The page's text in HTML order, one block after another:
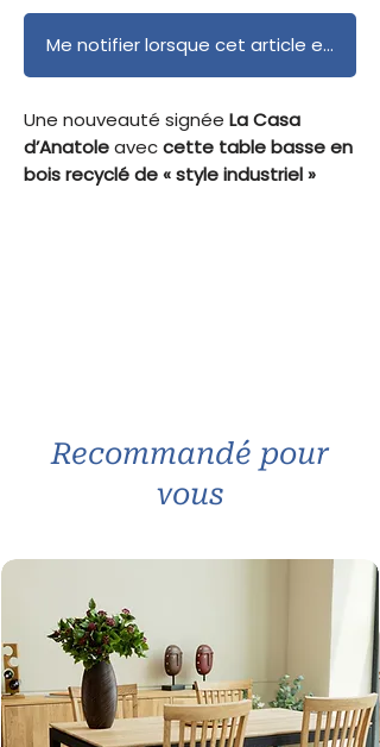
Me notifier lorsque cet article est
Une nouveauté signée La Casa
d’Anatoleaveccette table basse en
bois recyclé de « style industriel »
120 cm -
75 cm -Hauteur :
Composition: Bois recyclés de
coques de vieux bateaux et métal
- Structure métallique en fer poli
Autres informations
bois recyclés, issus de la
récupération des coques de vieux
bateaux de pêche indonésiens.
Recommandé pour
vous